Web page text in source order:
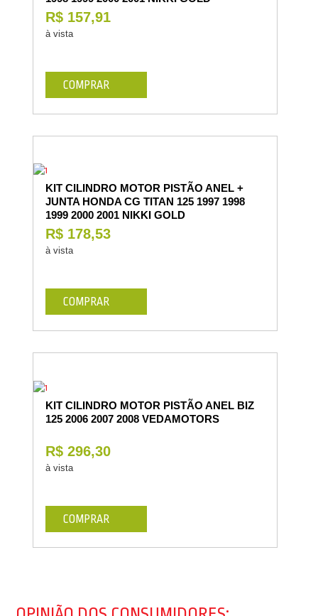
R$ 157,91
à vista
COMPRAR
KIT CILINDRO MOTOR PISTÃO ANEL +
JUNTA HONDA CG TITAN 125 1997 1998
1999 2000 2001 NIKKI GOLD
R$ 178,53
à vista
COMPRAR
KIT CILINDRO MOTOR PISTÃO ANEL BIZ
125 2006 2007 2008 VEDAMOTORS
R$ 296,30
à vista
COMPRAR